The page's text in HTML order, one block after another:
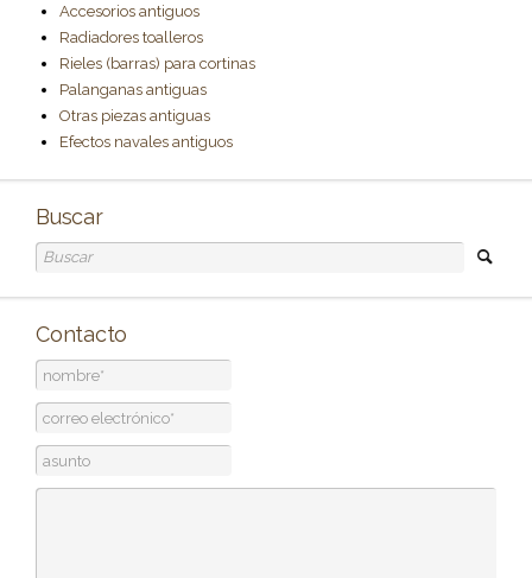
Accesorios antiguos
Radiadores toalleros
Rieles (barras) para cortinas
Palanganas antiguas
Otras piezas antiguas
Efectos navales antiguos
Buscar
Contacto